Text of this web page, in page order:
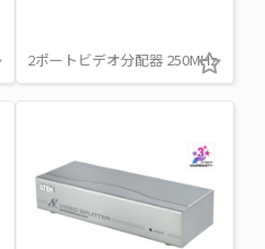
2ポートビデオ分配器 250MHz